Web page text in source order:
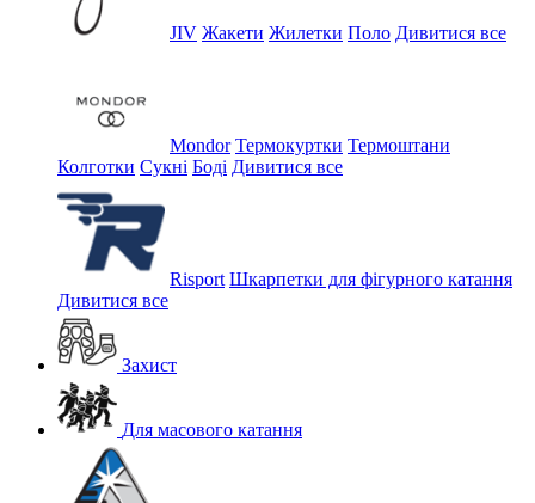
JIV Жакети Жилетки Поло Дивитися все
Mondor Термокуртки Термоштани
Колготки Сукні Боді Дивитися все
Risport Шкарпетки для фігурного катання
Дивитися все
Захист
Для масового катання